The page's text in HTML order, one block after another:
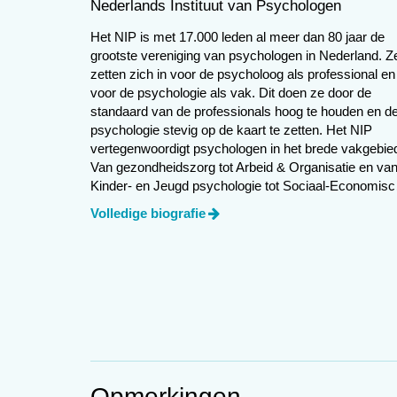
‘Uiteindelijk vond ik werken voor een
leden, collega’s en verschillende
maar ik vond het vooral heel boeiend.
hadden we gewoon op een dag
Binnen een vereniging kan dat niet.
samengewerkt, met ministeries en
maar het gaf ook regelmatig veel
resultaat voor onze leden. Als
bewerken, te zaaien en te oogsten.
Nederlands Instituut van Psychologen
Het NIP is met 17.000 leden al meer dan 80 jaar de
grootste vereniging van psychologen in Nederland.
zetten zich in voor de psycholoog als professional en
voor de psychologie als vak. Dit doen ze door de
standaard van de professionals hoog te houden en
psychologie stevig op de kaart te zetten. Het NIP
vertegenwoordigt psychologen in het brede
Van gezondheidszorg tot Arbeid & Organisatie en van
Kinder- en Jeugd psychologie tot Sociaal-
Volledige biografie